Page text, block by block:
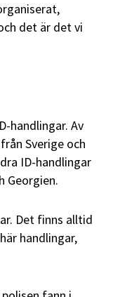
det är det vi
handlingar. Av
Sverige och
ID-handlingar
Georgien.
Det finns alltid
handlingar,